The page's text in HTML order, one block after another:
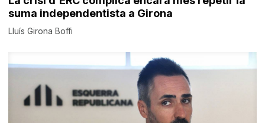
suma independentista a Girona
Lluís Girona Boffi